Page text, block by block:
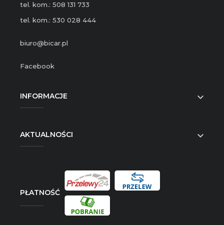
tel. kom.: 508 131 733
tel. kom.: 530 028 444
biuro@bicar.pl
Facebook
INFORMACJE 
AKTUALNOŚCI 
PŁATNOŚĆ